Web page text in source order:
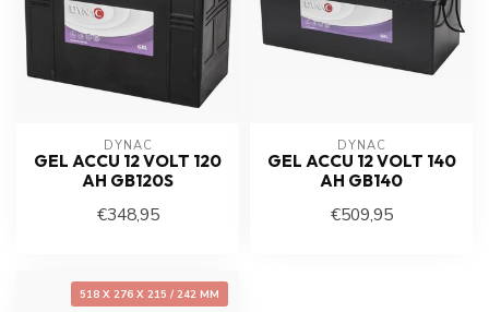
DYNAC
GEL ACCU 12 VOLT 120
AH GB120S
€348,95
DYNAC
GEL ACCU 12 VOLT 140
AH GB140
€509,95
518 X 276 X 215 / 242 MM